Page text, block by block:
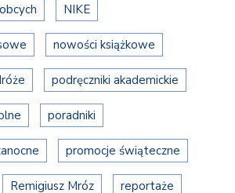
NIKE
nowości książkowe
podręczniki akademickie
poradniki
promocje świąteczne
Remigiusz Mróz reportaże